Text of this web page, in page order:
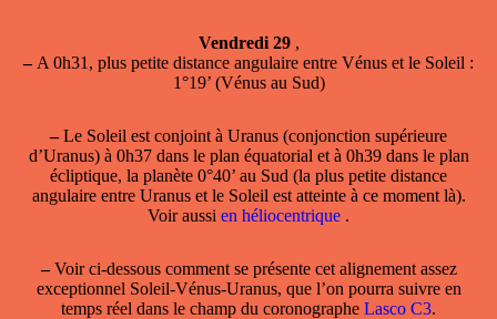
Vendredi 29 ,
–A 0h31, plus petite distance angulaire entre Vénus et le Soleil :
1°19’ (Vénus au Sud)
– Le Soleil est conjoint à Uranus (conjonction supérieure
d’Uranus) à 0h37 dans le plan équatorial et à 0h39 dans le plan
écliptique, la planète 0°40’ au Sud (la plus petite distance
angulaire entre Uranus et le Soleil est atteinte à ce moment là).
Voir aussi en héliocentrique .
–Voir ci-dessous comment se présente cet alignement assez
exceptionnel Soleil-Vénus-Uranus, que l’on pourra suivre en
temps réel dans le champ du coronographe Lasco C3.